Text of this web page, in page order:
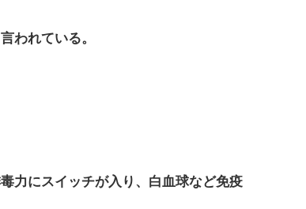
われている。
力にスイッチが入り、白血球など免疫